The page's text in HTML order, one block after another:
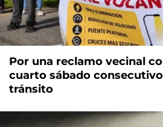
Por una reclamo vecinal
cuarto sábado
tránsito